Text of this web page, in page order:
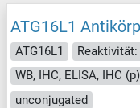
ATG16L1
ATG16L1
WB, IHC, ELISA, IHC (p)
unconjugated